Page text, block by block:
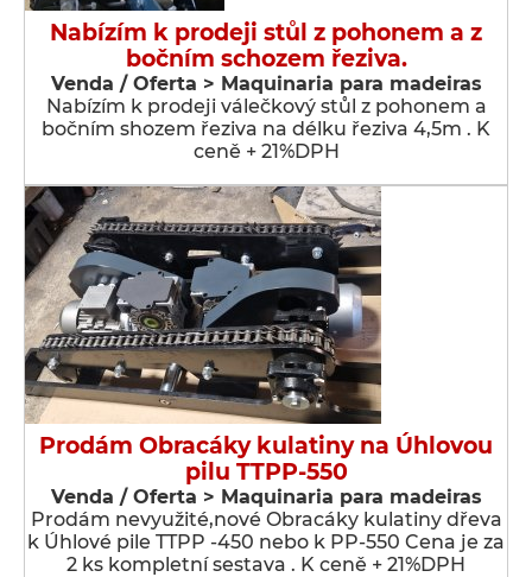
Nabízím k prodeji stůl z pohonem a z
bočním schozem řeziva.
Venda / Oferta > Maquinaria para madeiras
Nabízím k prodeji válečkový stůl z pohonem a
bočním shozem řeziva na délku řeziva 4,5m . K
ceně + 21%DPH
Prodám Obracáky kulatiny na Úhlovou
pilu TTPP-550
Venda / Oferta > Maquinaria para madeiras
Prodám nevyužité,nové Obracáky kulatiny dřeva
k Úhlové pile TTPP -450 nebo k PP-550 Cena je za
2 ks kompletní sestava . K ceně + 21%DPH